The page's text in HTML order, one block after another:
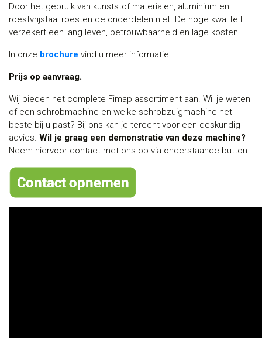
Door het gebruik van kunststof materialen, aluminium en
roestvrijstaal roesten de onderdelen niet. De hoge kwaliteit
verzekert een lang leven, betrouwbaarheid en lage kosten.
In onze brochure vind u meer informatie.
Prijs op aanvraag.
Wij bieden het complete Fimap assortiment aan. Wil je weten
of een schrobmachine en welke schrobzuigmachine het
beste bij u past? Bij ons kan je terecht voor een deskundig
advies. Wil je graag een demonstratie van deze machine?
Neem hiervoor contact met ons op via onderstaande button.